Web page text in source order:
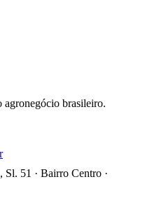
agronegócio brasileiro.
Sl. 51 · Bairro Centro ·